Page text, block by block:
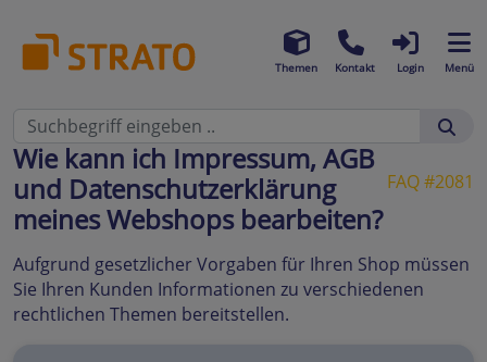
Themen Kontakt Login Menü
FAQ #2081
Wie kann ich Impressum, AGB
und Datenschutzerklärung
meines Webshops bearbeiten?
Aufgrund gesetzlicher Vorgaben für Ihren Shop müssen
Sie Ihren Kunden Informationen zu verschiedenen
rechtlichen Themen bereitstellen.